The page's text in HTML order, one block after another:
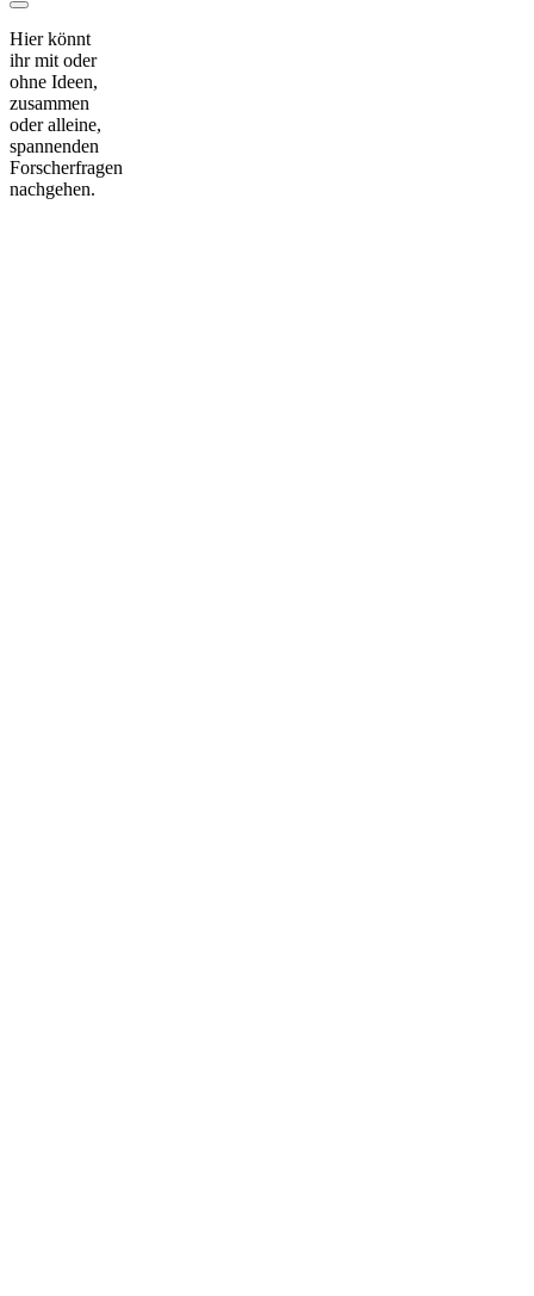
Hier könnt
ihr mit oder
ohne Ideen,
zusammen
oder alleine,
spannenden
Forscherfragen
nachgehen.